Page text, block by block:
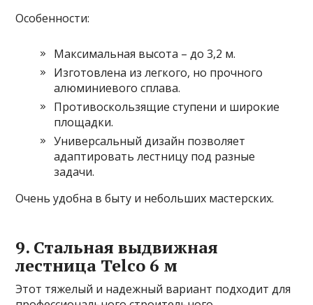
Особенности:
Максимальная высота – до 3,2 м.
Изготовлена из легкого, но прочного
алюминиевого сплава.
Противоскользящие ступени и широкие
площадки.
Универсальный дизайн позволяет
адаптировать лестницу под разные
задачи.
Очень удобна в быту и небольших мастерских.
9. Стальная выдвижная
лестница Telco 6 м
Этот тяжелый и надежный вариант подходит для